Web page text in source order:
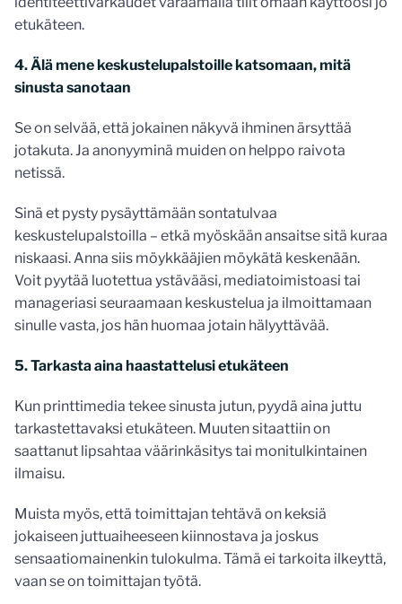
etukäteen.
4. Älä mene keskustelupalstoille katsomaan, mitä
sinusta sanotaan
Se on selvää, että jokainen näkyvä ihminen ärsyttää
jotakuta. Ja anonyyminä muiden on helppo raivota
netissä.
Sinä et pysty pysäyttämään sontatulvaa
keskustelupalstoilla – etkä myöskään ansaitse sitä kuraa
niskaasi. Anna siis möykkääjien möykätä keskenään.
Voit pyytää luotettua ystävääsi, mediatoimistoasi tai
manageriasi seuraamaan keskustelua ja ilmoittamaan
sinulle vasta, jos hän huomaa jotain hälyyttävää.
5. Tarkasta aina haastattelusi etukäteen
Kun printtimedia tekee sinusta jutun, pyydä aina juttu
tarkastettavaksi etukäteen. Muuten sitaattiin on
saattanut lipsahtaa väärinkäsitys tai monitulkintainen
ilmaisu.
Muista myös, että toimittajan tehtävä on keksiä
jokaiseen juttuaiheeseen kiinnostava ja joskus
sensaatiomainenkin tulokulma. Tämä ei tarkoita ilkeyttä,
vaan se on toimittajan työtä.